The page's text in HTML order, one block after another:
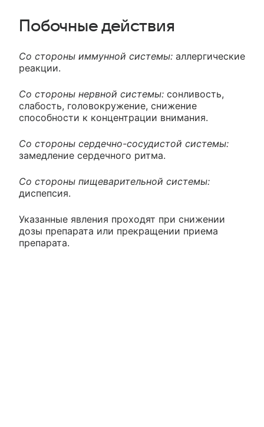
Побочные действия
Со стороны иммунной системы: аллергические
реакции.
Со стороны нервной системы: сонливость,
слабость, головокружение, снижение
способности к концентрации внимания.
Со стороны сердечно-сосудистой системы:
замедление сердечного ритма.
Со стороны пищеварительной системы:
диспепсия.
Указанные явления проходят при снижении
дозы препарата или прекращении приема
препарата.